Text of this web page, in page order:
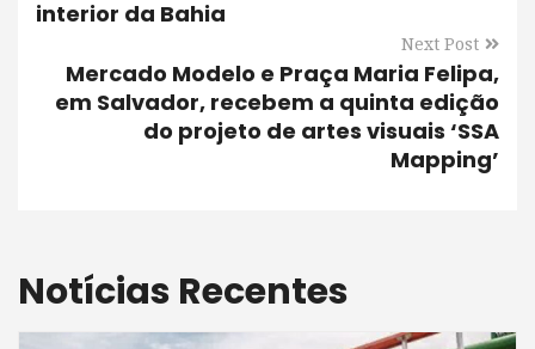
interior da Bahia
Next Post
Mercado Modelo e Praça Maria Felipa,
em Salvador, recebem a quinta edição
do projeto de artes visuais ‘SSA
Mapping’
Notícias Recentes